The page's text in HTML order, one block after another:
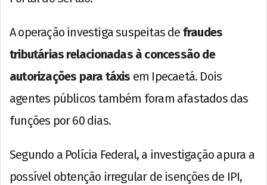
A operação investiga suspeitas de fraudes
tributárias relacionadas à concessão de
autorizações para táxis em Ipecaetá. Dois
agentes públicos também foram afastados das
funções por 60 dias.
Segundo a Polícia Federal, a investigação apura a
possível obtenção irregular de isenções de IPI,